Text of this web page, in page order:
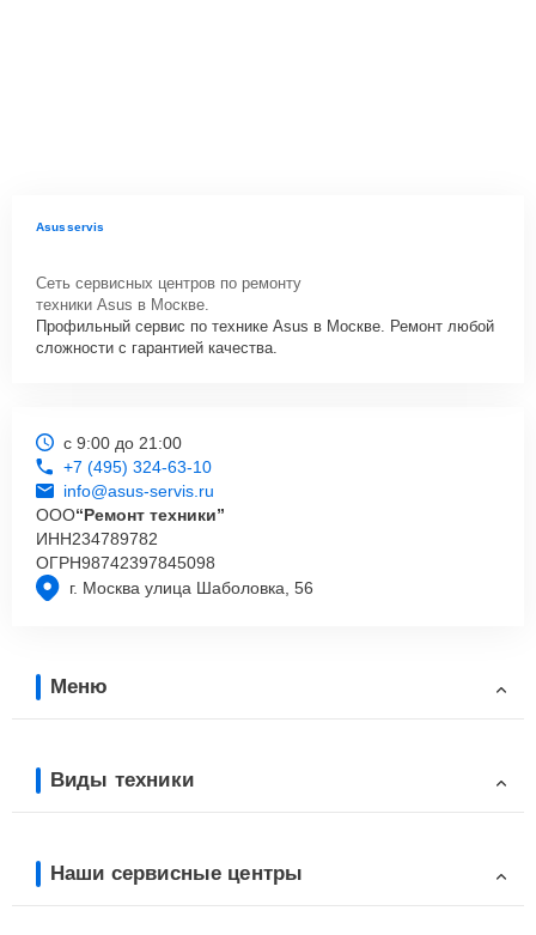
Asusservis
Сеть сервисных центров по ремонту
техники Asus в Москве.
Профильный сервис по технике Asus в Москве. Ремонт любой
сложности с гарантией качества.
г. Москва улица Шаболовка, 56
с 9:00 до 21:00
+7 (495) 324-63-10
info@asus-servis.ru
ООО“Ремонт техники”
ИНН234789782
ОГРН98742397845098
Меню
Виды техники
Наши сервисные центры